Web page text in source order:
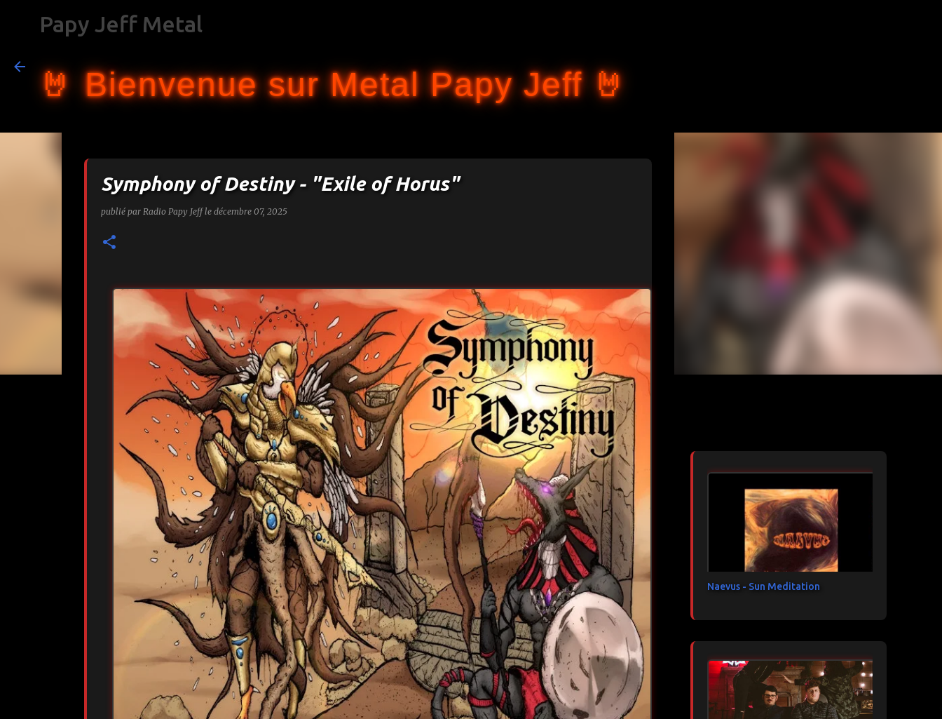
Papy Jeff Metal
🤘 Bienvenue sur Metal Papy Jeff 🤘
Symphony of Destiny - "Exile of Horus"
publié par Radio Papy Jeff le décembre 07, 2025
Naevus - Sun Meditation